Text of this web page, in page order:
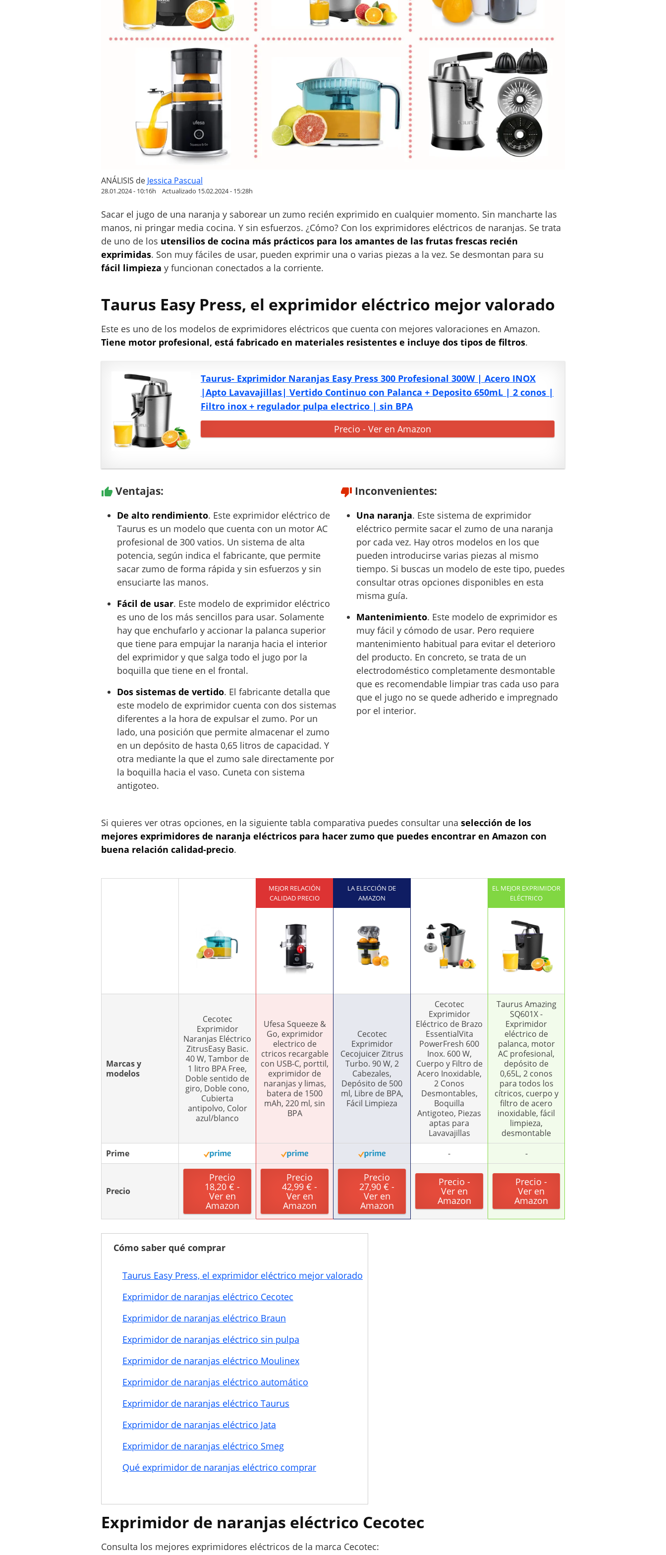
ANÁLISIS de Jessica Pascual
28.01.2024 - 10:16h Actualizado 15.02.2024 - 15:28h
Sacar el jugo de una naranja y saborear un zumo recién exprimido en cualquier momento. Sin mancharte las
manos, ni pringar media cocina. Y sin esfuerzos. ¿Cómo? Con los exprimidores eléctricos de naranjas. Se trata
de uno de los utensilios de cocina más prácticos para los amantes de las frutas frescas recién
exprimidas. Son muy fáciles de usar, pueden exprimir una o varias piezas a la vez. Se desmontan para su
fácil limpieza y funcionan conectados a la corriente.
Taurus Easy Press, el exprimidor eléctrico mejor valorado
Este es uno de los modelos de exprimidores eléctricos que cuenta con mejores valoraciones en Amazon.
Tiene motor profesional, está fabricado en materiales resistentes e incluye dos tipos de filtros.
Taurus- Exprimidor Naranjas Easy Press 300 Profesional 300W | Acero INOX
|Apto Lavavajillas| Vertido Continuo con Palanca + Deposito 650mL | 2 conos |
Filtro inox + regulador pulpa electrico | sin BPA
Precio - Ver en Amazon
Ventajas:
De alto rendimiento. Este exprimidor eléctrico de
Taurus es un modelo que cuenta con un motor AC
profesional de 300 vatios. Un sistema de alta
potencia, según indica el fabricante, que permite
sacar zumo de forma rápida y sin esfuerzos y sin
ensuciarte las manos.
Fácil de usar. Este modelo de exprimidor eléctrico
es uno de los más sencillos para usar. Solamente
hay que enchufarlo y accionar la palanca superior
que tiene para empujar la naranja hacia el interior
del exprimidor y que salga todo el jugo por la
boquilla que tiene en el frontal.
Dos sistemas de vertido. El fabricante detalla que
este modelo de exprimidor cuenta con dos sistemas
diferentes a la hora de expulsar el zumo. Por un
lado, una posición que permite almacenar el zumo
en un depósito de hasta 0,65 litros de capacidad. Y
otra mediante la que el zumo sale directamente por
la boquilla hacia el vaso. Cuneta con sistema
antigoteo.
Inconvenientes:
Una naranja. Este sistema de exprimidor
eléctrico permite sacar el zumo de una naranja
por cada vez. Hay otros modelos en los que
pueden introducirse varias piezas al mismo
tiempo. Si buscas un modelo de este tipo, puedes
consultar otras opciones disponibles en esta
misma guía.
Mantenimiento. Este modelo de exprimidor es
muy fácil y cómodo de usar. Pero requiere
mantenimiento habitual para evitar el deterioro
del producto. En concreto, se trata de un
electrodoméstico completamente desmontable
que es recomendable limpiar tras cada uso para
que el jugo no se quede adherido e impregnado
por el interior.
Si quieres ver otras opciones, en la siguiente tabla comparativa puedes consultar una selección de los
mejores exprimidores de naranja eléctricos para hacer zumo que puedes encontrar en Amazon con
buena relación calidad-precio.
MEJOR RELACIÓN
CALIDAD PRECIO
LA ELECCIÓN DE
AMAZON
EL MEJOR EXPRIMIDOR
ELÉCTRICO
Marcas y
modelos
Cecotec
Exprimidor
Naranjas Eléctrico
ZitrusEasy Basic.
40 W, Tambor de
1 litro BPA Free,
Doble sentido de
giro, Doble cono,
Cubierta
antipolvo, Color
azul/blanco
Ufesa Squeeze &
Go, exprimidor
electrico de
ctricos recargable
con USB-C, porttil,
exprimidor de
naranjas y limas,
batera de 1500
mAh, 220 ml, sin
BPA
Cecotec
Exprimidor
Cecojuicer Zitrus
Turbo. 90 W, 2
Cabezales,
Depósito de 500
ml, Libre de BPA,
Fácil Limpieza
Cecotec
Exprimidor
Eléctrico de Brazo
EssentialVita
PowerFresh 600
Inox. 600 W,
Cuerpo y Filtro de
Acero Inoxidable,
2 Conos
Desmontables,
Boquilla
Antigoteo, Piezas
aptas para
Lavavajillas
Taurus Amazing
SQ601X -
Exprimidor
eléctrico de
palanca, motor
AC profesional,
depósito de
0,65L, 2 conos
para todos los
cítricos, cuerpo y
filtro de acero
inoxidable, fácil
limpieza,
desmontable
Prime
- -
Precio
Precio
18,20 € -
Ver en
Amazon
Precio
42,99 € -
Ver en
Amazon
Precio
27,90 € -
Ver en
Amazon
Precio -
Ver en
Amazon
Precio -
Ver en
Amazon
Cómo saber qué comprar
Taurus Easy Press, el exprimidor eléctrico mejor valorado
Exprimidor de naranjas eléctrico Cecotec
Exprimidor de naranjas eléctrico Braun
Exprimidor de naranjas eléctrico sin pulpa
Exprimidor de naranjas eléctrico Moulinex
Exprimidor de naranjas eléctrico automático
Exprimidor de naranjas eléctrico Taurus
Exprimidor de naranjas eléctrico Jata
Exprimidor de naranjas eléctrico Smeg
Qué exprimidor de naranjas eléctrico comprar
Exprimidor de naranjas eléctrico Cecotec
Consulta los mejores exprimidores eléctricos de la marca Cecotec: